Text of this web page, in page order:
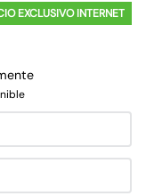
EXCLUSIVO INTERNET